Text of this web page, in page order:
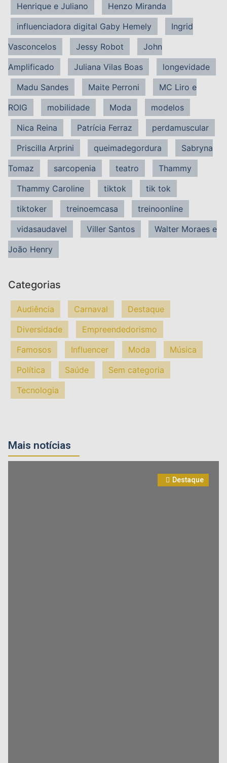
Henrique e Juliano
Henzo Miranda
influenciadora digital Gaby Hemely
Ingrid
Vasconcelos
Jessy Robot
John
Amplificado
Juliana Vilas Boas
longevidade
Madu Sandes
Maite Perroni
MC Liro e
ROIG
mobilidade Moda
modelos
Nica Reina
Patrícia Ferraz
perdamuscular
Priscilla Arprini
queimadegordura
Sabryna
Tomaz
sarcopenia teatro
Thammy
Thammy Caroline
tiktok
tik tok
tiktoker
treinoemcasa
treinoonline
vidasaudavel
Viller Santos
Walter Moraes e
João Henry
Categorias
Audiência Carnaval
Destaque
Diversidade
Empreendedorismo
Famosos
Influencer Moda
Música
Política
Saúde
Sem categoria
Tecnologia
Mais notícias
Destaque